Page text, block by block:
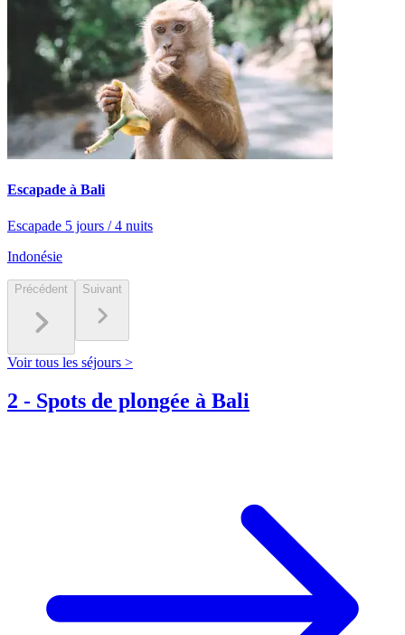
Escapade à Bali
Escapade 5 jours / 4 nuits
Indonésie
Précédent Suivant
Voir tous les séjours >
2 - Spots de plongée à Bali